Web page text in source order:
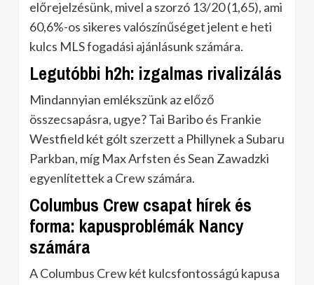
előrejelzésünk, mivel a szorzó 13/20 (1,65), ami
60,6%-os sikeres valószínűséget jelent e heti
kulcs MLS fogadási ajánlásunk számára.
Legutóbbi h2h: izgalmas rivalizálás
Mindannyian emlékszünk az előző
összecsapásra, ugye? Tai Baribo és Frankie
Westfield két gólt szerzett a Phillynek a Subaru
Parkban, míg Max Arfsten és Sean Zawadzki
egyenlítettek a Crew számára.
Columbus Crew csapat hírek és
forma: kapusproblémák Nancy
számára
A Columbus Crew két kulcsfontosságú kapusa